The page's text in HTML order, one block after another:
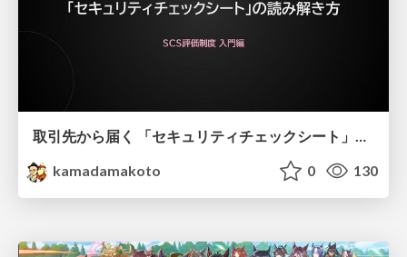
kamadamakoto
0 130